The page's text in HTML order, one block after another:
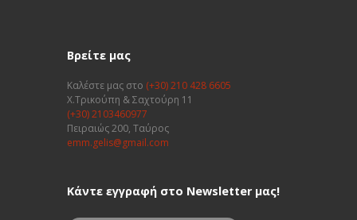
Βρείτε μας
Καλέστε μας στο (+30) 210 428 6605
Χ.Τρικούπη & Σαχτούρη 11
(+30) 2103460977
Πειραιώς 200, Ταύρος
emm.gelis@gmail.com
Κάντε εγγραφή στο Newsletter μας!